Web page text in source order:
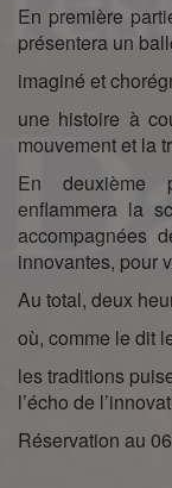
En première
présentera un
imaginé et
une histoire à
mouvement et la
En deuxième
enflammera la
accompagnées
innovantes, pour
Au total, deux
où, comme le dit
les traditions
l’écho de
Réservation au